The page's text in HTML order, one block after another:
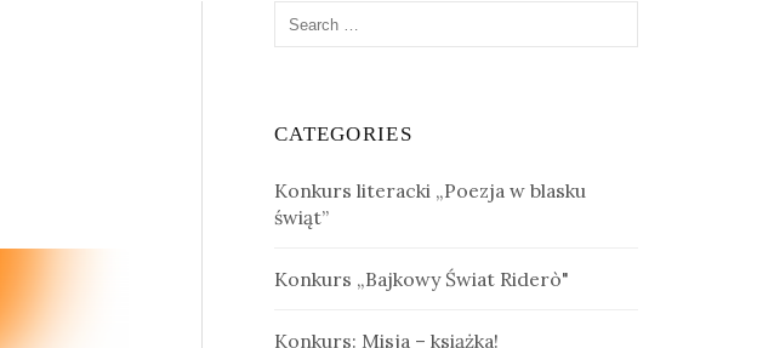
Search
for:
CATEGORIES
Konkurs literacki „Poezja w blasku
świąt”
Konkurs „Bajkowy Świat Riderò"
Konkurs: Misja – książka!